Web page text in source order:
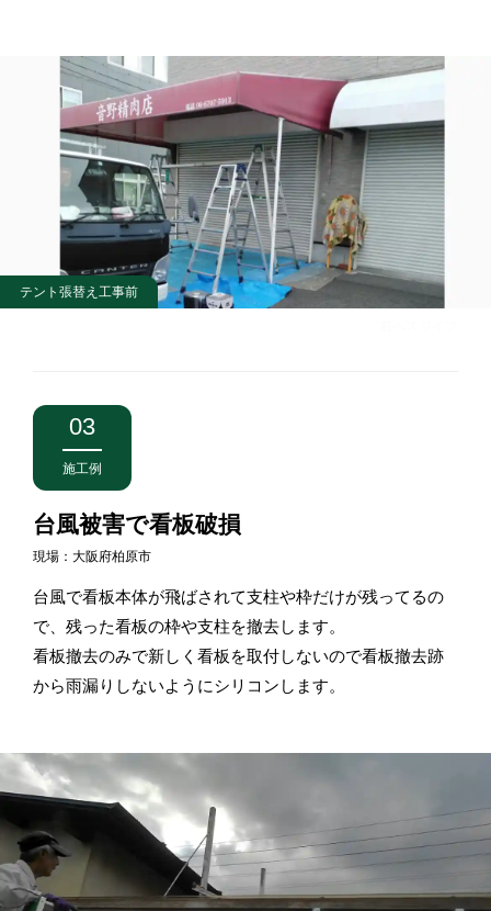
テント張替え工事前
03
施工例
台風被害で看板破損
現場：大阪府柏原市
台風で看板本体が飛ばされて支柱や枠だけが残ってるの
で、残った看板の枠や支柱を撤去します。
看板撤去のみで新しく看板を取付しないので看板撤去跡
から雨漏りしないようにシリコンします。